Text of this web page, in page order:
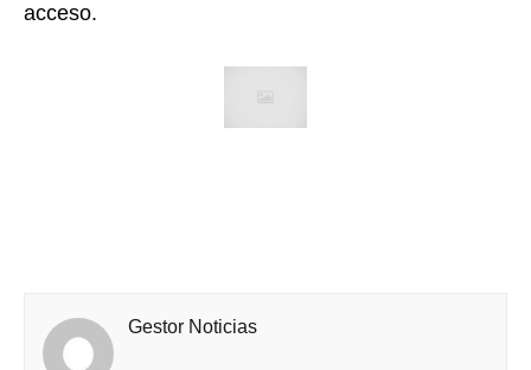
acceso.
Gestor Noticias